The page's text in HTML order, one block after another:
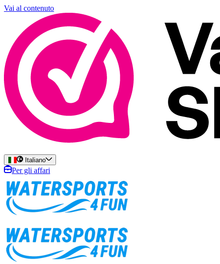
Vai al contenuto
Italiano
Per gli affari